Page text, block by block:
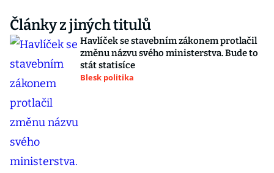
Články z jiných titulů
Havlíček se stavebním zákonem protlačil
změnu názvu svého ministerstva. Bude to
stát statisíce
Blesk politika